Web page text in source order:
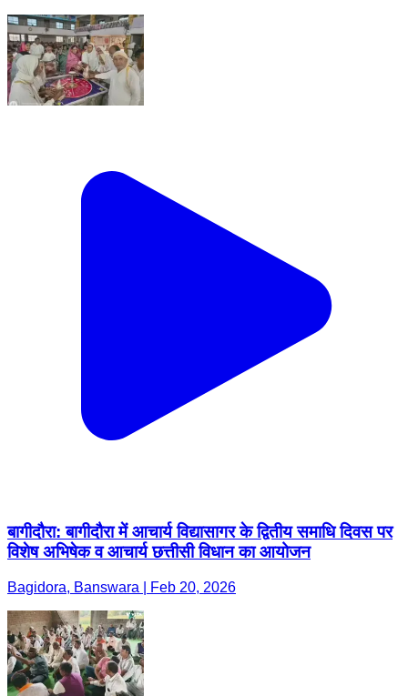
बागीदौरा: बागीदौरा में आचार्य विद्यासागर के द्वितीय समाधि दिवस पर
विशेष अभिषेक व आचार्य छत्तीसी विधान का आयोजन
Bagidora, Banswara | Feb 20, 2026